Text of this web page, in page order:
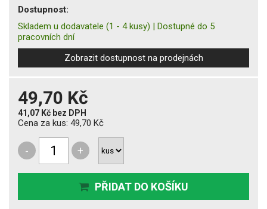
Dostupnost:
Skladem u dodavatele (1 - 4 kusy) | Dostupné do 5
pracovních dní
Zobrazit dostupnost na prodejnách
49,70 Kč
41,07 Kč bez DPH
Cena za kus: 49,70 Kč
- +
PŘIDAT DO KOŠÍKU